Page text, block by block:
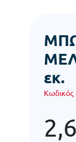
εκ.
Κωδικός